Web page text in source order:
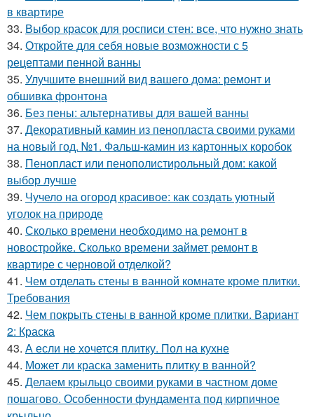
в квартире
33. Выбор красок для росписи стен: все, что нужно знать
34. Откройте для себя новые возможности с 5
рецептами пенной ванны
35. Улучшите внешний вид вашего дома: ремонт и
обшивка фронтона
36. Без пены: альтернативы для вашей ванны
37. Декоративный камин из пенопласта своими руками
на новый год. №1. Фальш-камин из картонных коробок
38. Пенопласт или пенополистирольный дом: какой
выбор лучше
39. Чучело на огород красивое: как создать уютный
уголок на природе
40. Сколько времени необходимо на ремонт в
новостройке. Сколько времени займет ремонт в
квартире с черновой отделкой?
41. Чем отделать стены в ванной комнате кроме плитки.
Требования
42. Чем покрыть стены в ванной кроме плитки. Вариант
2: Краска
43. А если не хочется плитку. Пол на кухне
44. Может ли краска заменить плитку в ванной?
45. Делаем крыльцо своими руками в частном доме
пошагово. Особенности фундамента под кирпичное